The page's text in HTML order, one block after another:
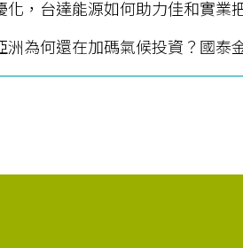
化，台達能源如何助力佳和實業
洲為何還在加碼氣候投資？國泰